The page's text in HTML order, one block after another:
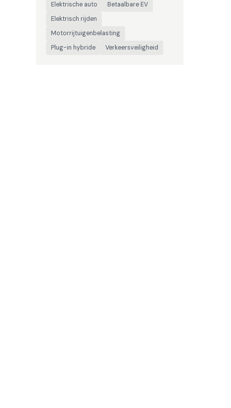
Elektrische auto
Betaalbare EV
Elektrisch rijden
Motorrijtuigenbelasting
Plug-in hybride
Verkeersveiligheid